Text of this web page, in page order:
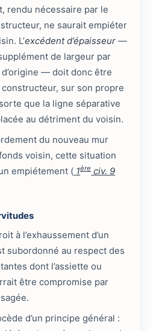
rendu nécessaire par le
ne saurait empiéter
L’excédent d’épaisseur —
de largeur par
— doit donc être
sur son propre
que la ligne séparative
au détriment du voisin.
du nouveau mur
voisin, cette situation
empiétement ( 1ère civ. 9
à l’exhaussement d’un
subordonné au respect des
dont l’assiette ou
être compromise par
d’un principe général :